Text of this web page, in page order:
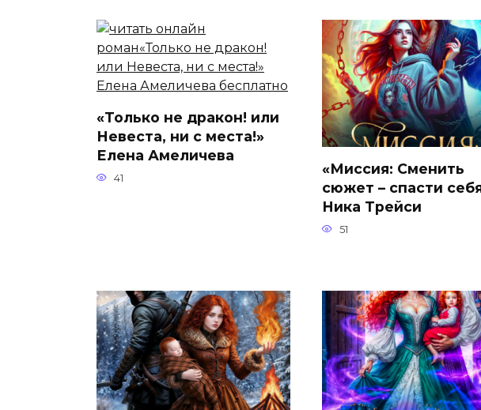
«Только не дракон! или
Невеста, ни с места!»
Елена Амеличева
41
«Миссия: Сменить
сюжет – спасти
Ника Трейси
51